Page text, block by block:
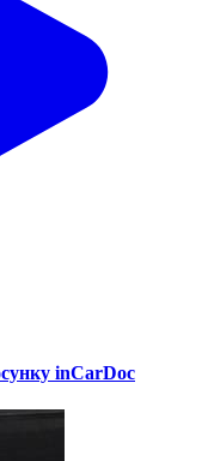
inCarDoc